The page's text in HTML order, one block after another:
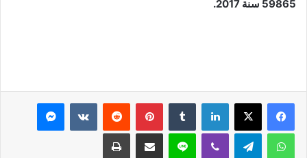
59865 سنة 2017.
لينكدإن بينتيريست ماسنجر
واتساب تيلقرام ڤايبر لاين مشاركة عبر البريد طباعة